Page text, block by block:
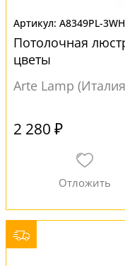
A8349PL-3WH
Потолочная
цветы
Arte Lamp
2 280 ₽